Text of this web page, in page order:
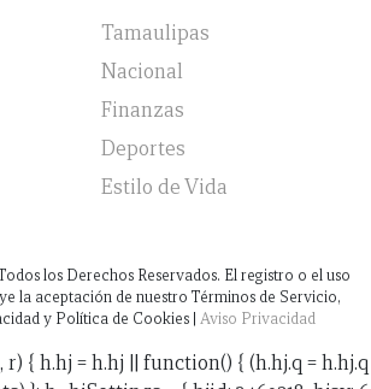
Tamaulipas
Nacional
Finanzas
Deportes
Estilo de Vida
los Derechos Reservados. El registro o el uso
la aceptación de nuestro Términos de Servicio,
y Política de Cookies | Aviso Privacidad
r) { h.hj = h.hj || function() { (h.hj.q = h.hj.q